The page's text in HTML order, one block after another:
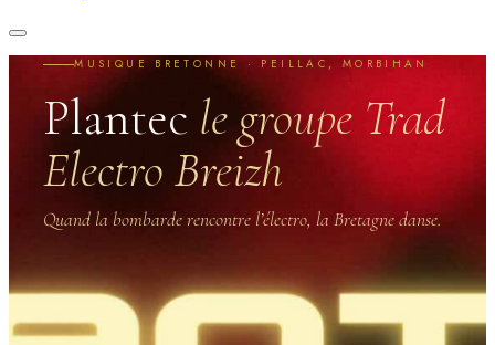
MUSIQUE BRETONNE · PEILLAC, MORBIHAN
Plantec le groupe Trad
Electro Breizh
Quand la bombarde rencontre l’électro, la Bretagne danse.